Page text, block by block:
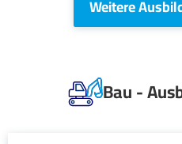
Weitere
Bau -